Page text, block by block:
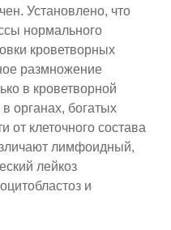
Установлено, что
нормального
кроветворных
размножение
в кроветворной
органах, богатых
от клеточного состава
лимфоидный,
лейкоз
и